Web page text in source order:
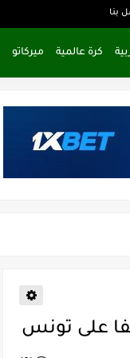
بنا
كرة عالمية ميركاتو
على تونس